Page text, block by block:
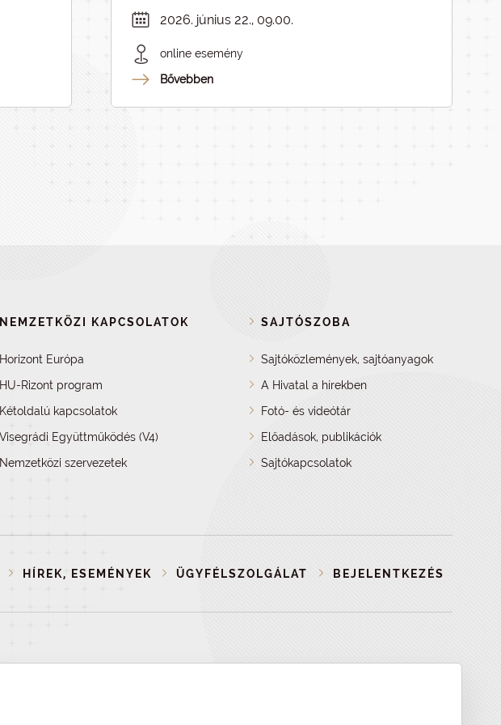
2026. június 22., 09.00.
online esemény
Bővebben
NEMZETKÖZI KAPCSOLATOK
Horizont Európa
HU-Rizont program
Kétoldalú kapcsolatok
Visegrádi Együttműködés (V4)
Nemzetközi szervezetek
SAJTÓSZOBA
Sajtóközlemények, sajtóanyagok
A Hivatal a hírekben
Fotó- és videótár
Előadások, publikációk
Sajtókapcsolatok
HÍREK, ESEMÉNYEK ÜGYFÉLSZOLGÁLAT BEJELENTKEZÉS